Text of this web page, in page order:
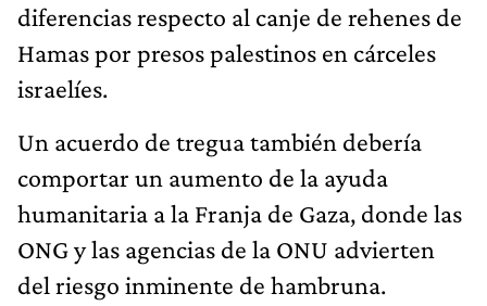
diferencias respecto al canje de rehenes de
Hamas por presos palestinos en cárceles
israelíes.
Un acuerdo de tregua también debería
comportar un aumento de la ayuda
humanitaria a la Franja de Gaza, donde las
ONG y las agencias de la ONU advierten
del riesgo inminente de hambruna.